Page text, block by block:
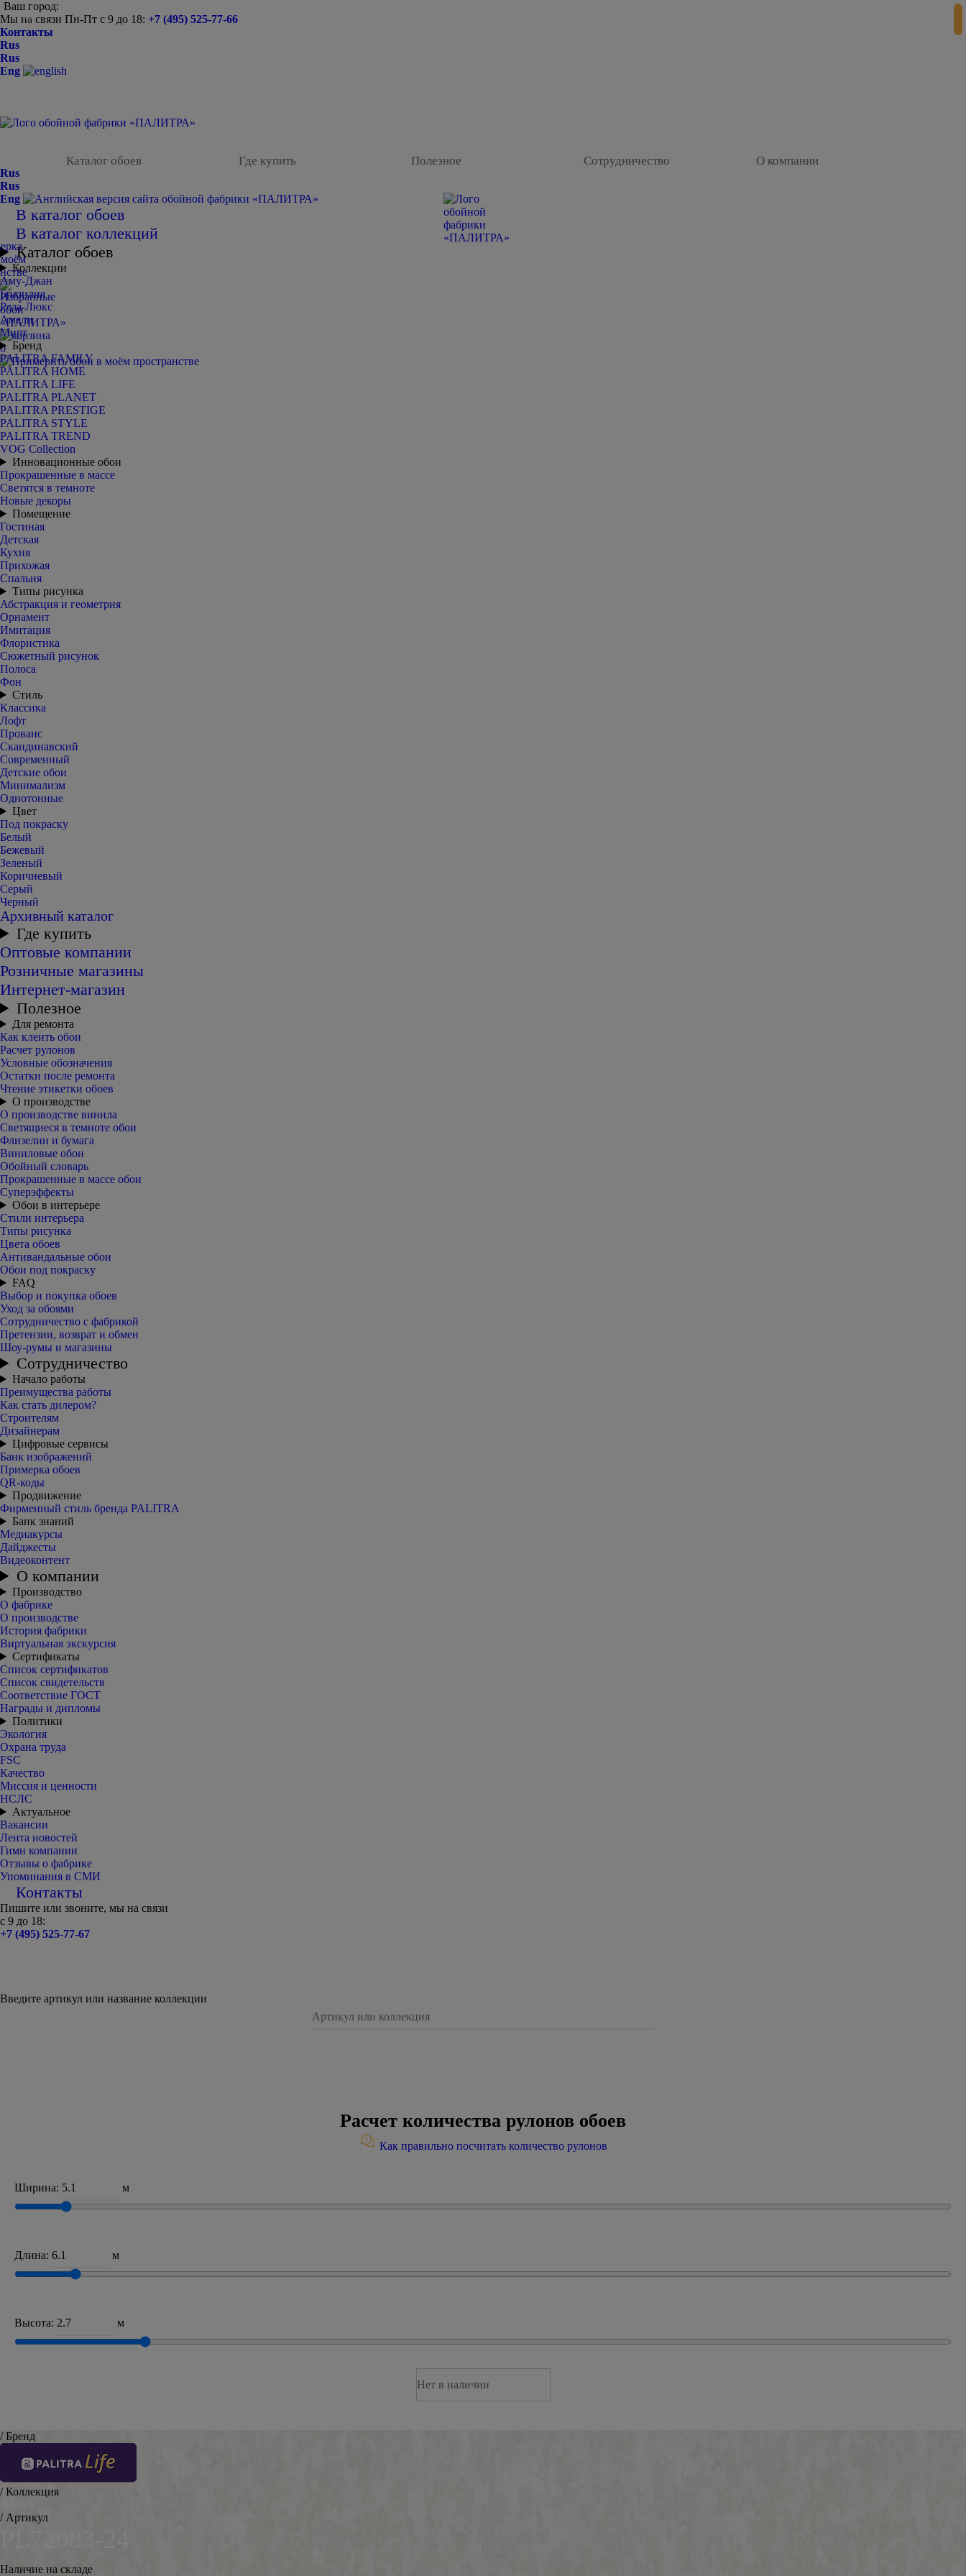
Ваш город:
Мы на связи Пн-Пт с 9 до 18: +7 (495) 525-77-66
Контакты
Rus
Rus
Eng
Каталог обоев Где купить Полезное Сотрудничество О компании
0
Rus
Rus
Eng
В каталог обоев
В каталог коллекций
Каталог обоев
Коллекции
Аму-Джан
Бразилия
Роза-Люкс
Амели
Мирт
Бренд
PALITRA FAMILY
PALITRA HOME
PALITRA LIFE
PALITRA PLANET
PALITRA PRESTIGE
PALITRA STYLE
PALITRA TREND
VOG Collection
Инновационные обои
Прокрашенные в массе
Светятся в темноте
Новые декоры
Помещение
Гостиная
Детская
Кухня
Прихожая
Спальня
Типы рисунка
Абстракция и геометрия
Орнамент
Имитация
Флористика
Сюжетный рисунок
Полоса
Фон
Стиль
Классика
Лофт
Прованс
Скандинавский
Современный
Детские обои
Минимализм
Однотонные
Цвет
Под покраску
Белый
Бежевый
Зеленый
Коричневый
Серый
Черный
Архивный каталог
Где купить
Оптовые компании
Розничные магазины
Интернет-магазин
Полезное
Для ремонта
Как клеить обои
Расчет рулонов
Условные обозначения
Остатки после ремонта
Чтение этикетки обоев
О производстве
О производстве винила
Светящиеся в темноте обои
Флизелин и бумага
Виниловые обои
Обойный словарь
Прокрашенные в массе обои
Суперэффекты
Обои в интерьере
Стили интерьера
Типы рисунка
Цвета обоев
Антивандальные обои
Обои под покраску
FAQ
Выбор и покупка обоев
Уход за обоями
Сотрудничество с фабрикой
Претензии, возврат и обмен
Шоу-румы и магазины
Сотрудничество
Начало работы
Преимущества работы
Как стать дилером?
Строителям
Дизайнерам
Цифровые сервисы
Банк изображений
Примерка обоев
QR-коды
Продвижение
Фирменный стиль бренда PALITRA
Банк знаний
Медиакурсы
Дайджесты
Видеоконтент
О компании
Производство
О фабрике
О производстве
История фабрики
Виртуальная экскурсия
Сертификаты
Список сертификатов
Список свидетельств
Соответствие ГОСТ
Награды и дипломы
Политики
Экология
Охрана труда
FSC
Качество
Миссия и ценности
НСЛС
Актуальное
Вакансии
Лента новостей
Гимн компании
Отзывы о фабрике
Упоминания в СМИ
Контакты
Пишите или звоните, мы на связи
с 9 до 18:
+7 (495) 525-77-67
Введите артикул или название коллекции
Расчет количества рулонов обоев
Как правильно посчитать количество рулонов
Ширина: м
Длина: м
Высота: м
Нет в наличии
/ Бренд
/ Коллекция
/ Артикул
Наличие на складе
-